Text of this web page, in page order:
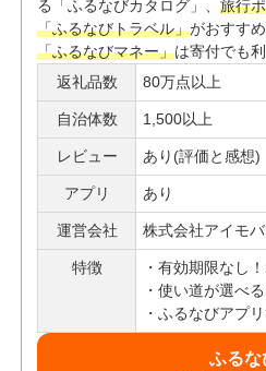
る「ふるなびカタログ」、旅行
「ふるなびトラベル」がおすす
「ふるなびマネー」は寄付でも利
返礼品数
80万点以上
自治体数 1,500以上
レビュー あり(評価と感想)
アプリ あり
運営会社 株式会社アイモ
特徴
有効期限なし
使い道が選べ
ふるなびアプ
ふるな